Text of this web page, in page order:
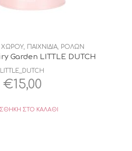
ΧΩΡΟΥ, ΠΑΙΧΝΙΔΙΑ ΡΟΛΩΝ
Garden LITTLE DUTCH
LITTLE_DUTCH
€15,00
ΣΤΟ ΚΑΛΆΘΙ